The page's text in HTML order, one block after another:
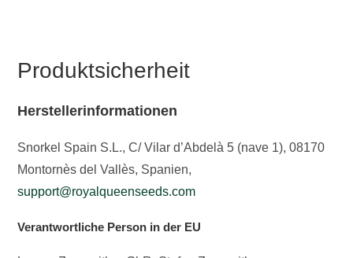
Produktsicherheit
Herstellerinformationen
Snorkel Spain S.L., C/ Vilar d’Abdelà 5 (nave 1), 08170
Montornès del Vallès, Spanien,
support@royalqueenseeds.com
Verantwortliche Person in der EU